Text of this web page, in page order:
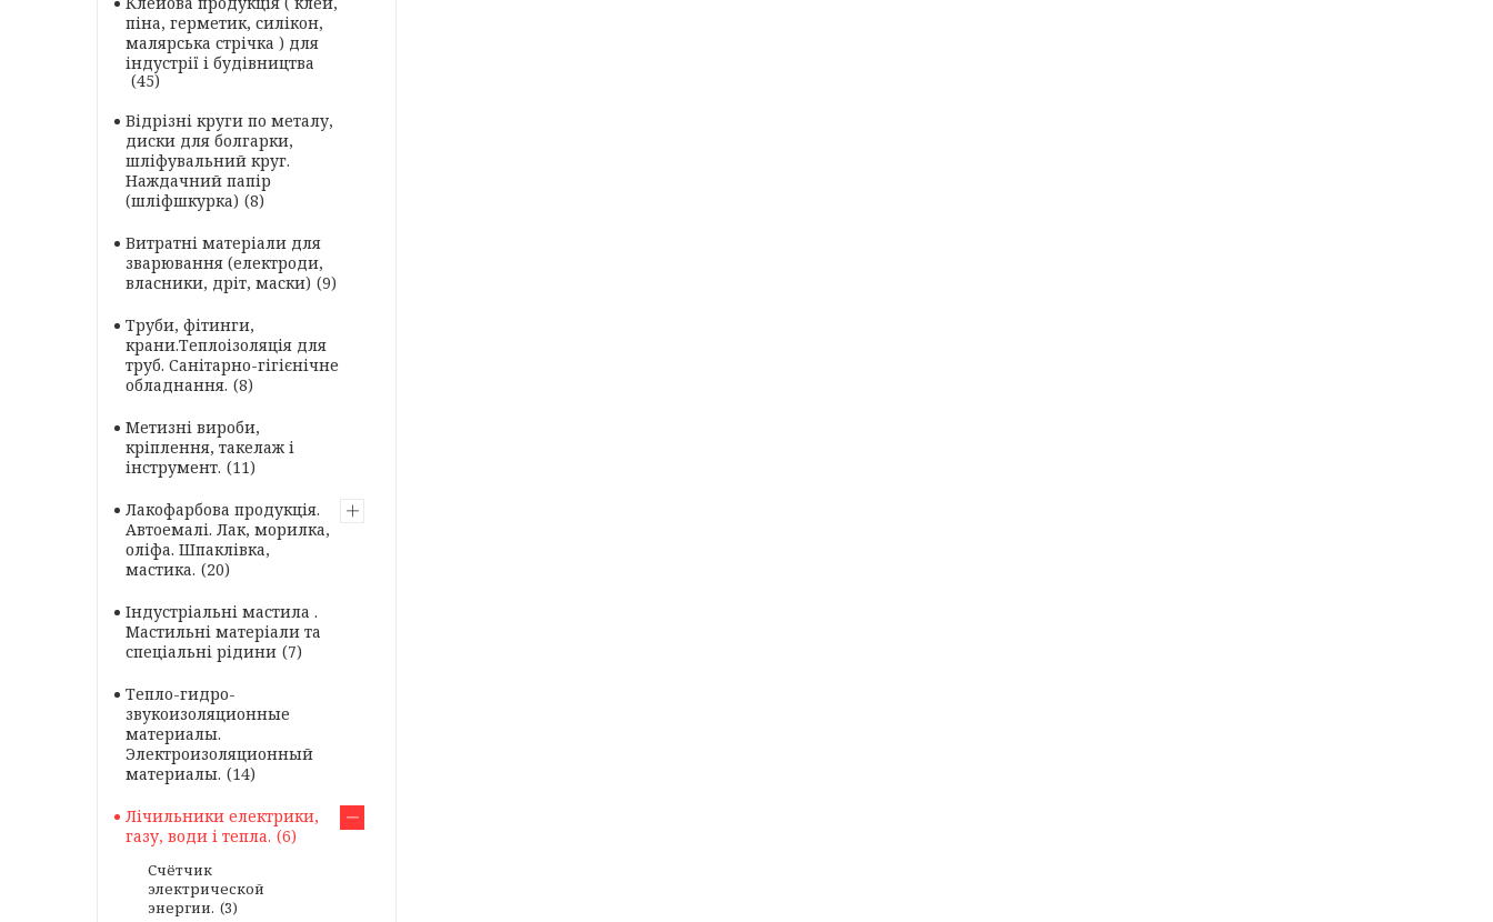
піна, герметик, силікон,
малярська стрічка ) для
індустрії і будівництва
45
Відрізні круги по металу,
диски для болгарки,
шліфувальний круг.
Наждачний папір
(шліфшкурка) 8
Витратні матеріали для
зварювання (електроди,
власники, дріт, маски) 9
Труби, фітинги,
крани.Теплоізоляція для
труб. Санітарно-гігієнічне
обладнання. 8
Метизні вироби,
кріплення, такелаж і
інструмент.
11
Лакофарбова продукція.
Автоемалі. Лак, морилка,
оліфа. Шпаклівка,
мастика.
20
Індустріальні мастила .
Мастильні матеріали та
спеціальні рідини 7
Тепло-гидро-
звукоизоляционные
материалы.
Электроизоляционный
материалы.
14
Лічильники електрики,
газу, води і тепла. 6
Счётчик
электрической
энергии. 3